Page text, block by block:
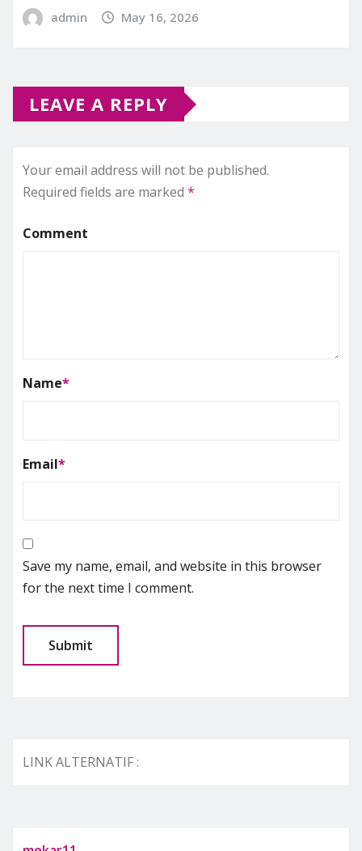
admin May 16, 2026
LEAVE A REPLY
Your email address will not be published.
Required fields are marked *
Comment
Name*
Email*
Save my name, email, and website in this browser
for the next time I comment.
LINK ALTERNATIF :